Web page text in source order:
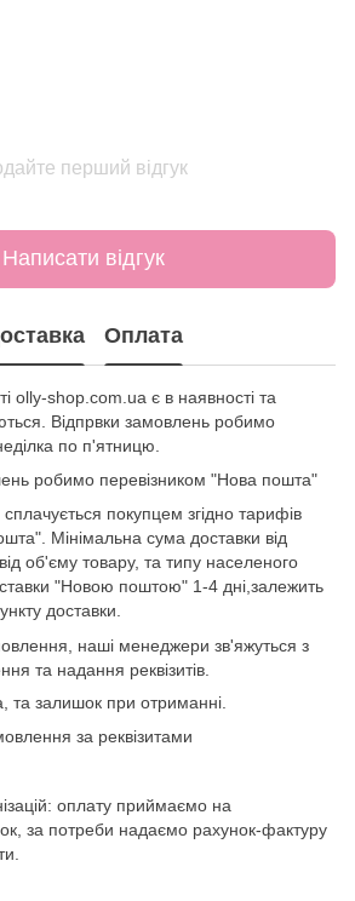
перший відгук
Написати відгук
Оплата
olly-shop.com.ua є в наявності та
Відпрвки замовлень робимо
по п'ятницю.
робимо перевізником "Нова пошта"
покупцем згідно тарифів
Мінімальна сума доставки від
об'єму товару, та типу населеного
"Новою поштою" 1-4 дні,залежить
доставки.
наші менеджери зв'яжуться з
та надання реквізитів.
та залишок при отриманні.
за реквізитами
оплату приймаємо на
за потреби надаємо рахунок-фактуру